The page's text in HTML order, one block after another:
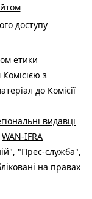
доступу
етики
з
до Комісії
видавці
WAN-IFRA
"Прес-служба",
на правах